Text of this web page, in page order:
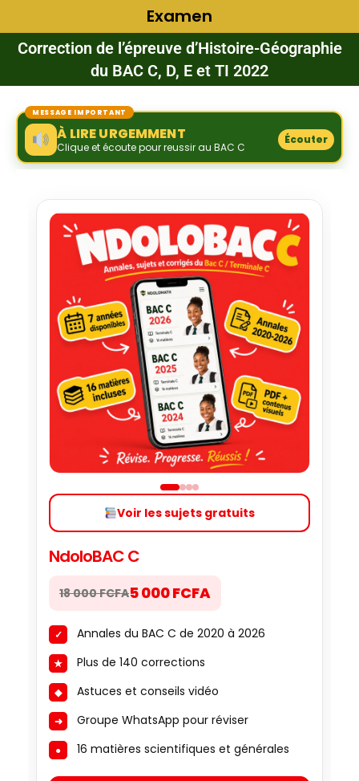
Examen
Correction de l’épreuve d’Histoire-Géographie
du BAC C, D, E et TI 2022
MESSAGE IMPORTANT
À LIRE URGEMMENT
Clique et écoute pour reussir au BAC C
Écouter
Voir les sujets gratuits
NdoloBAC C
18 000 FCFA5 000 FCFA
Annales du BAC C de 2020 à 2026
Plus de 140 corrections
Astuces et conseils vidéo
Groupe WhatsApp pour réviser
16 matières scientifiques et générales